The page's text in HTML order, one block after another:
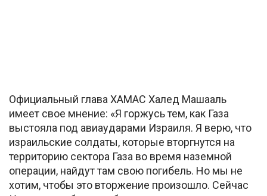
Официальный глава ХАМАС Халед Машааль
имеет свое мнение: «Я горжусь тем, как Газа
выстояла под авиаударами Израиля. Я верю, что
израильские солдаты, которые вторгнутся на
территорию сектора Газа во время наземной
операции, найдут там свою погибель. Но мы не
хотим, чтобы это вторжение произошло. Сейчас